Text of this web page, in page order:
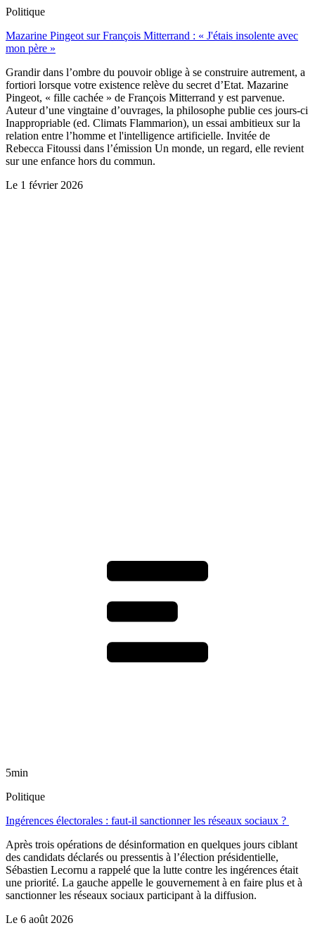
Politique
Mazarine Pingeot sur François Mitterrand : « J'étais insolente avec
mon père »
Grandir dans l’ombre du pouvoir oblige à se construire autrement, a
fortiori lorsque votre existence relève du secret d’Etat. Mazarine
Pingeot, « fille cachée » de François Mitterrand y est parvenue.
Auteur d’une vingtaine d’ouvrages, la philosophe publie ces jours-ci
Inappropriable (ed. Climats Flammarion), un essai ambitieux sur la
relation entre l’homme et l'intelligence artificielle. Invitée de
Rebecca Fitoussi dans l’émission Un monde, un regard, elle revient
sur une enfance hors du commun.
Le 1 février 2026
5min
Politique
Ingérences électorales : faut-il sanctionner les réseaux sociaux ?
Après trois opérations de désinformation en quelques jours ciblant
des candidats déclarés ou pressentis à l’élection présidentielle,
Sébastien Lecornu a rappelé que la lutte contre les ingérences était
une priorité. La gauche appelle le gouvernement à en faire plus et à
sanctionner les réseaux sociaux participant à la diffusion.
Le 6 août 2026